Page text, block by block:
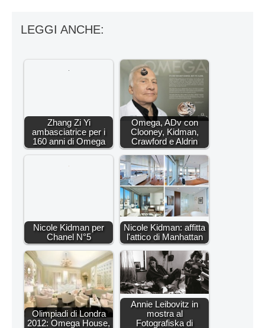
LEGGI ANCHE:
Zhang Zi Yi
ambasciatrice per i
160 anni di Omega
Omega, ADv con
Clooney, Kidman,
Crawford e Aldrin
Nicole Kidman per
Chanel N°5
Nicole Kidman: affitta
l'attico di Manhattan
Olimpiadi di Londra
2012: Omega House,
Annie Leibovitz in
mostra al
Fotografiska di